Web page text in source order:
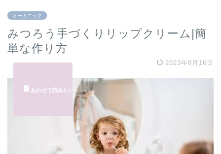
オーガニック
みつろう手づくりリップクリーム|簡
単な作り方
2023年8月16日